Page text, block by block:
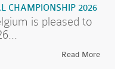
CHAMPIONSHIP 2026
is pleased to
Read More